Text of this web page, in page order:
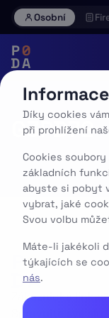
Skip
Osobní
G3PD72
Díky cookies
při prohlížení
Cookies
základních
abyste si pobyt
vybrat, jaké
Svou volbu
Máte-li jakékoli
týkajících se
nás.
Zákaznická linka:
Spravujte své